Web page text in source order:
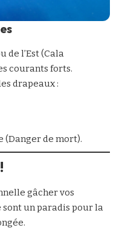
de l’Est (Cala
courants forts.
drapeaux :
de mort).
gâcher vos
sont un paradis pour la